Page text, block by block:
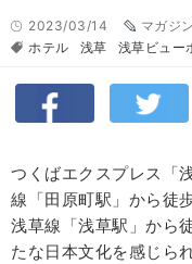
2023/03/14
マガジ
ホテル
浅草 浅草ビュー
つくばエクスプレス「
線「田原町駅」から徒
浅草線「浅草駅」から
たな日本文化を感じら